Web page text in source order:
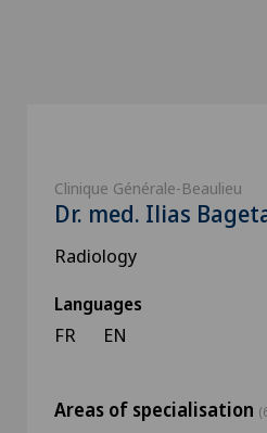
Clinique Générale-Beaulieu
Dr. med. Ilias
Radiology
Languages
FR EN
Areas of specialisation